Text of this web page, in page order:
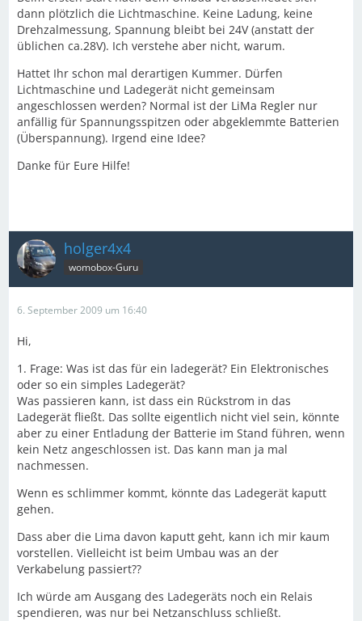
dann plötzlich die Lichtmaschine. Keine Ladung, keine
Drehzalmessung, Spannung bleibt bei 24V (anstatt der
üblichen ca.28V). Ich verstehe aber nicht, warum.
Hattet Ihr schon mal derartigen Kummer. Dürfen
Lichtmaschine und Ladegerät nicht gemeinsam
angeschlossen werden? Normal ist der LiMa Regler nur
anfällig für Spannungsspitzen oder abgeklemmte Batterien
(Überspannung). Irgend eine Idee?
Danke für Eure Hilfe!
holger4x4
womobox-Guru
6. September 2009 um 16:40
Hi,
1. Frage: Was ist das für ein ladegerät? Ein Elektronisches
oder so ein simples Ladegerät?
Was passieren kann, ist dass ein Rückstrom in das
Ladegerät fließt. Das sollte eigentlich nicht viel sein, könnte
aber zu einer Entladung der Batterie im Stand führen, wenn
kein Netz angeschlossen ist. Das kann man ja mal
nachmessen.
Wenn es schlimmer kommt, könnte das Ladegerät kaputt
gehen.
Dass aber die Lima davon kaputt geht, kann ich mir kaum
vorstellen. Vielleicht ist beim Umbau was an der
Verkabelung passiert??
Ich würde am Ausgang des Ladegeräts noch ein Relais
spendieren, was nur bei Netzanschluss schließt.